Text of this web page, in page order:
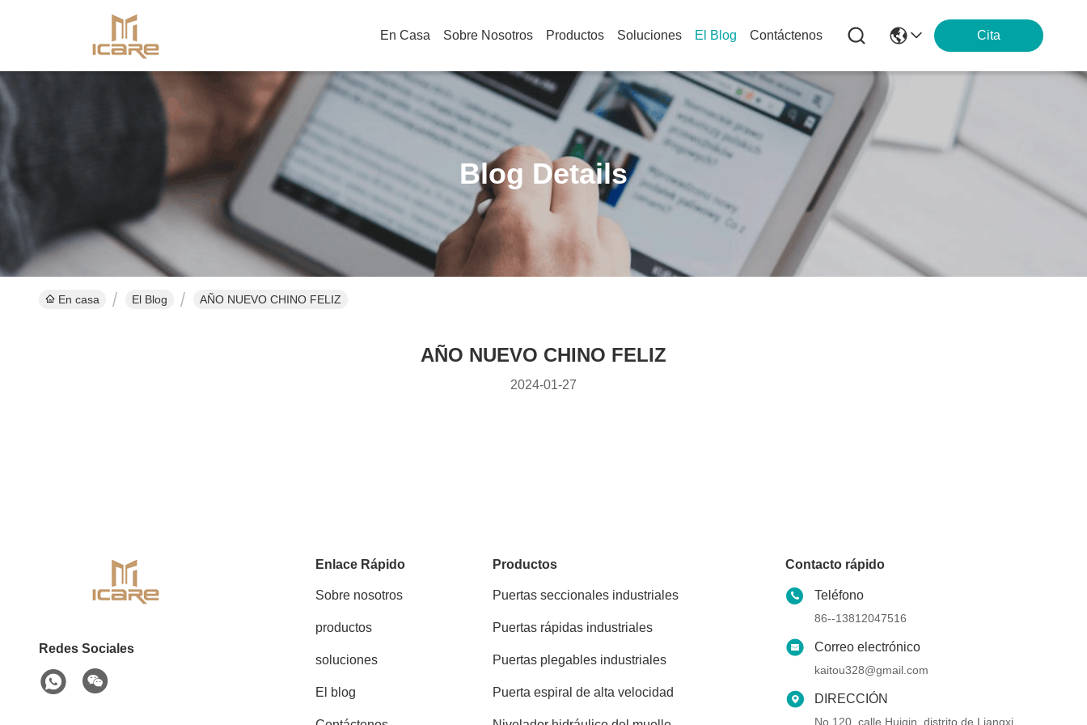
En Casa Sobre Nosotros Productos Soluciones El Blog Contáctenos Cita
Blog Details
En casa El Blog AÑO NUEVO CHINO FELIZ
AÑO NUEVO CHINO FELIZ
2024-01-27
Redes Sociales
Enlace Rápido
Sobre nosotros
productos
soluciones
El blog
Productos
Puertas seccionales industriales
Puertas rápidas industriales
Puertas plegables industriales
Puerta espiral de alta velocidad
Contacto rápido
Teléfono
86--13812047516
Correo electrónico
kaitou328@gmail.com
DIRECCIÓN
No 120, calle Huiqin, distrito de Liangxi,